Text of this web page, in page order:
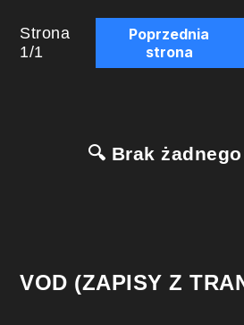
Strona
1/1
Poprzednia
strona
🔍 Brak
VOD (ZAPISY Z